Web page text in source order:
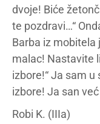
dvoje! Biće
te pozdravi…“
Barba iz mobitela
malac! Nastavite
izbore!“ Ja sam u
izbore! Ja san
Robi K. (IIIa)